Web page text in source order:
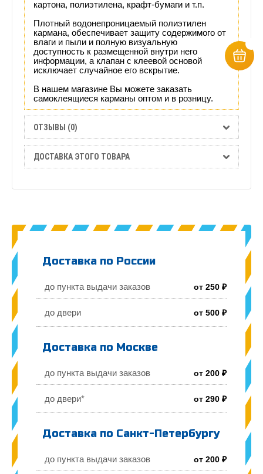
картона, полиэтилена, крафт-бумаги и т.п.
Плотный водонепроницаемый полиэтилен
кармана, обеспечивает защиту содержимого от
влаги и пыли и полную визуальную
доступность к размещенной внутри него
информации, а клапан с клеевой основой
исключает случайное его вскрытие.
В нашем магазине Вы можете заказать
самоклеящиеся карманы оптом и в розницу.
ОТЗЫВЫ (0)
ДОСТАВКА ЭТОГО ТОВАРА
Доставка по России
до пункта выдачи заказов от 250 ₽
до двери от 500 ₽
Доставка по Москве
до пункта выдачи заказов от 200 ₽
до двери* от 290 ₽
Доставка по Санкт-Петербургу
до пункта выдачи заказов от 200 ₽